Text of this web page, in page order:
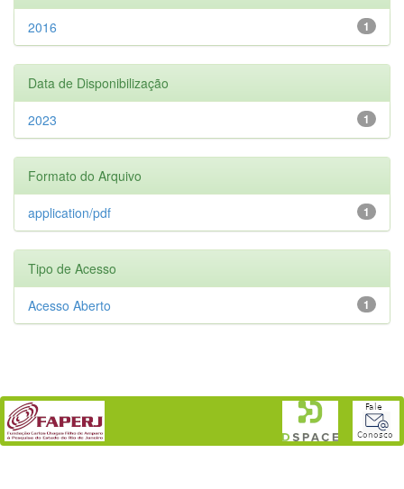
1
2016
Data de Disponibilização
1
2023
Formato do Arquivo
1
application/pdf
Tipo de Acesso
1
Acesso Aberto